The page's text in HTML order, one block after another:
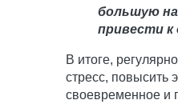
большую
привести
В итоге,
стресс, повысить
своевременное и